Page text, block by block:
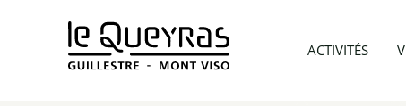
ACTIVITÉS
Accueil Préparer mon voyage Prestataires